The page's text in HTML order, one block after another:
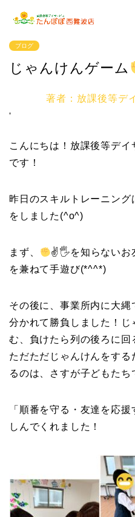
ブログ
じゃんけんゲーム
著者：放課後等デ
'
こんにちは！放課後等デ
です！
昨日のスキルトレーニング
をしました(^o^)
まず、 ✌🖐を知らないお
を兼ねて手遊び(*^^*)
その後に、事業所内に大
分かれて勝負しました！じ
む、負けたら列の後ろに回
ただただじゃんけんをす
るのは、さすが子どもた
「順番を守る・友達を応
しんでくれました！